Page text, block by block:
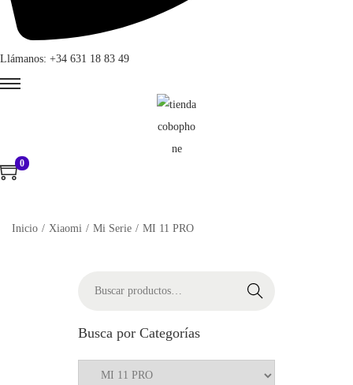
Llámanos: +34 631 18 83 49
0
Inicio / Xiaomi / Mi Serie / MI 11 PRO
s
Buscar
Busca por Categorías